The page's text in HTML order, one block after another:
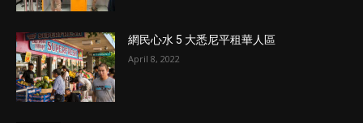
網民心水 5 大悉尼平租華人區
April 8, 2022